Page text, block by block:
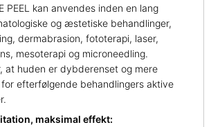
PEEL kan anvendes inden en lang
og æstetiske behandlinger,
dermabrasion, fototerapi, laser,
mesoterapi og microneedling.
at huden er dybderenset og mere
efterfølgende behandlingers aktive
maksimal effekt: